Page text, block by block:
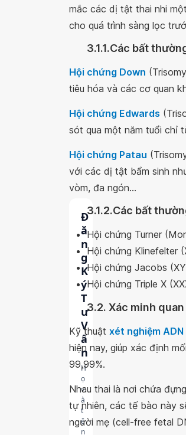
mắc các dị tật thai nhi
cho quá trình sàng lọc
3.1.1.Các bất
Hội chứng Down
tiêu hóa và các cơ quan
Đ
ă
n
g
K
ý
T
ư
V
ấ
n
H
ọ
v
à
t
ê
n
Hội chứng Edwards
sót qua một năm tuổi chỉ
Hội chứng Patau
với các dị tật bẩm sinh
vòm, đa ngón...
3.1.2.Các bất
Hội chứng Turner
Hội chứng Klinefelter
Hội chứng Jacobs
Hội chứng Triple X
3.2. Xác minh
Kỹ thuật xét nghiệm ADN
hiện nay, giúp xác định
99,99%.
Nhau thai là nơi chứa
tự nhiên, các tế bào này
người mẹ (cell-free fetal